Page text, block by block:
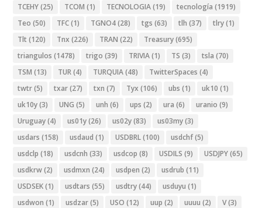
TCEHY(25) TCOM (1) TECNOLOGIA(19) tecnología (1919)
Teo (50) TFC(1) TGNO4(28) tgs (63) tlh (37) tlry(1)
Tlt (120) Tnx (226) TRAN (22) Treasury(695)
triangulos (1478) trigo (39) TRIVIA(1) TS (3) tsla (70)
TSM (13) TUR(4) TURQUIA(48) TwitterSpaces (4)
twtr(5) txar(27) txn (7) Tyx (106) ubs (1) uk10 (1)
uk10y(3) UNG (5) unh (6) ups (2) ura (6) uranio (9)
Uruguay(4) us01y(26) us02y(83) us03my(3)
usdars (158) usdaud (1) USDBRL(100) usdchf(5)
usdclp (18) usdcnh (33) usdcop (8) USDILS (9) USDJPY(65)
usdkrw(2) usdmxn (24) usdpen (2) usdrub (11)
USDSEK(1) usdtars (55) usdtry(44) usduyu (1)
usdwon (1) usdzar(5) USO (12) uup (2) uuuu (2) V(3)